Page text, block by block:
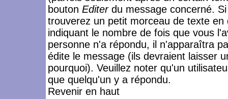
bouton Editerdu message concerné.
trouverez un petit morceau de texte
indiquant le nombre de fois que vous
personne n'a répondu, il n'apparaîtra
édite le message (ils devraient laisser
pourquoi). Veuillez noter qu'un
que quelqu'un y a répondu.
Revenir en haut